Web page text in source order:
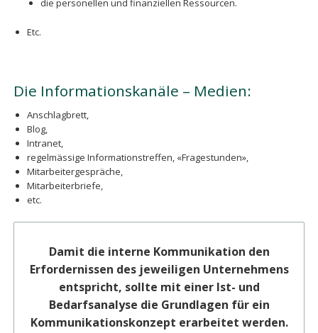
die personellen und finanziellen Ressourcen.
Etc.
Die Informationskanäle – Medien:
Anschlagbrett,
Blog,
Intranet,
regelmässige Informationstreffen, «Fragestunden»,
Mitarbeitergespräche,
Mitarbeiterbriefe,
etc.
Damit die interne Kommunikation den
Erfordernissen des jeweiligen Unternehmens
entspricht, sollte mit einer Ist- und
Bedarfsanalyse die Grundlagen für ein
Kommunikationskonzept erarbeitet werden.